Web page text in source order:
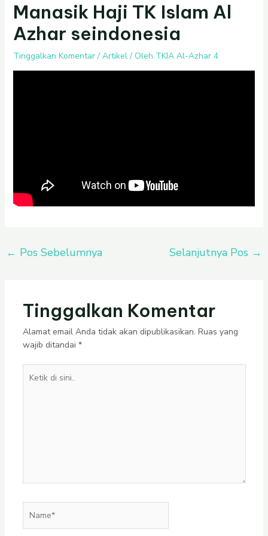
Manasik Haji TK Islam Al
Azhar seindonesia
Tinggalkan Komentar / Artikel/ Oleh TKIA Al-Azhar 4
← Pos Sebelumnya Selanjutnya Pos →
Tinggalkan Komentar
Alamat email Anda tidak akan dipublikasikan. Ruas yang
wajib ditandai *